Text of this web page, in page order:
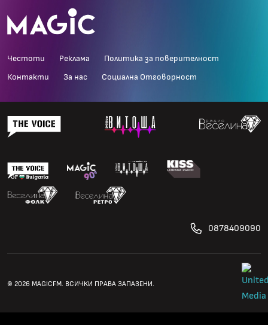
Честоти Реклама Политика за поверителност
Контакти За нас Социална Отговорност
0878409090
© 2026 MAGICFM. ВСИЧКИ ПРАВА ЗАПАЗЕНИ.